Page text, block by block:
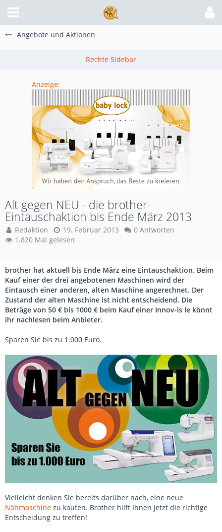
Angebote und Aktionen
Anzeige:
Alt gegen NEU - die brother-
Eintauschaktion bis Ende März 2013
Redaktion 19. Februar 2013
0 Antworten
1.820 Mal gelesen
brother hat aktuell bis Ende März eine Eintauschaktion. Beim
Kauf einer der drei angebotenen Maschinen wird der
Eintausch einer anderen, alten Maschine angerechnet. Der
Zustand der alten Maschine ist nicht entscheidend. Die
Beträge von 50 € bis 1000 € beim Kauf einer Innov-is Ie könnt
ihr nachlesen beim Anbieter.
Sparen Sie bis zu 1.000 Euro.
Vielleicht denken Sie bereits darüber nach, eine neue
Nähmaschine zu kaufen. Brother hilft Ihnen jetzt die richtige
Entscheidung zu treffen!